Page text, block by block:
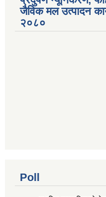
जैविक मल उत्पादन
२०८०
Poll